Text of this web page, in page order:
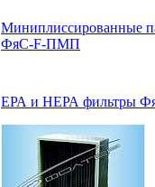
Миниплиссированные
ФяС-F-ПМП
ЕРА и НЕРА фильтры